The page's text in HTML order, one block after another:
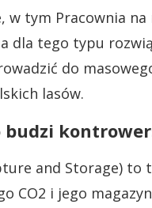
w tym Pracownia
dla tego typu
do
lasów.
budzi
and Storage) to
CO2 i jego